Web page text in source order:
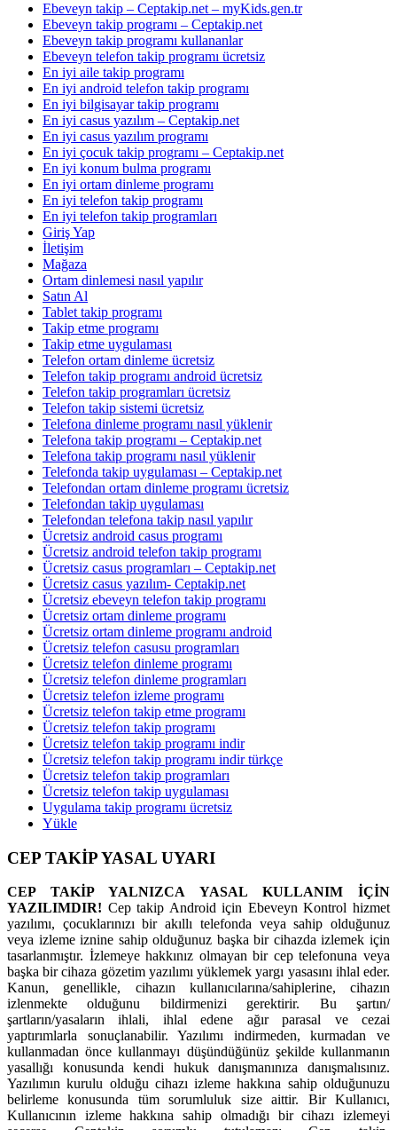
Ebeveyn takip – Ceptakip.net – myKids.gen.tr
Ebeveyn takip programı – Ceptakip.net
Ebeveyn takip programı kullananlar
Ebeveyn telefon takip programı ücretsiz
En iyi aile takip programı
En iyi android telefon takip programı
En iyi bilgisayar takip programı
En iyi casus yazılım – Ceptakip.net
En iyi casus yazılım programı
En iyi çocuk takip programı – Ceptakip.net
En iyi konum bulma programı
En iyi ortam dinleme programı
En iyi telefon takip programı
En iyi telefon takip programları
Giriş Yap
İletişim
Mağaza
Ortam dinlemesi nasıl yapılır
Satın Al
Tablet takip programı
Takip etme programı
Takip etme uygulaması
Telefon ortam dinleme ücretsiz
Telefon takip programı android ücretsiz
Telefon takip programları ücretsiz
Telefon takip sistemi ücretsiz
Telefona dinleme programı nasıl yüklenir
Telefona takip programı – Ceptakip.net
Telefona takip programı nasıl yüklenir
Telefonda takip uygulaması – Ceptakip.net
Telefondan ortam dinleme programı ücretsiz
Telefondan takip uygulaması
Telefondan telefona takip nasıl yapılır
Ücretsiz android casus programı
Ücretsiz android telefon takip programı
Ücretsiz casus programları – Ceptakip.net
Ücretsiz casus yazılım- Ceptakip.net
Ücretsiz ebeveyn telefon takip programı
Ücretsiz ortam dinleme programı
Ücretsiz ortam dinleme programı android
Ücretsiz telefon casusu programları
Ücretsiz telefon dinleme programı
Ücretsiz telefon dinleme programları
Ücretsiz telefon izleme programı
Ücretsiz telefon takip etme programı
Ücretsiz telefon takip programı
Ücretsiz telefon takip programı indir
Ücretsiz telefon takip programı indir türkçe
Ücretsiz telefon takip programları
Ücretsiz telefon takip uygulaması
Uygulama takip programı ücretsiz
Yükle
CEP TAKİP YASAL UYARI
CEP TAKİP YALNIZCA YASAL KULLANIM İÇİN
YAZILIMDIR! Cep takip Android için Ebeveyn Kontrol hizmet
yazılımı, çocuklarınızı bir akıllı telefonda veya sahip olduğunuz
veya izleme iznine sahip olduğunuz başka bir cihazda izlemek için
tasarlanmıştır. İzlemeye hakkınız olmayan bir cep telefonuna veya
başka bir cihaza gözetim yazılımı yüklemek yargı yasasını ihlal eder.
Kanun, genellikle, cihazın kullanıcılarına/sahiplerine, cihazın
izlenmekte olduğunu bildirmenizi gerektirir. Bu şartın/
şartların/yasaların ihlali, ihlal edene ağır parasal ve cezai
yaptırımlarla sonuçlanabilir. Yazılımı indirmeden, kurmadan ve
kullanmadan önce kullanmayı düşündüğünüz şekilde kullanmanın
yasallığı konusunda kendi hukuk danışmanınıza danışmalısınız.
Yazılımın kurulu olduğu cihazı izleme hakkına sahip olduğunuzu
belirleme konusunda tüm sorumluluk size aittir. Bir Kullanıcı,
Kullanıcının izleme hakkına sahip olmadığı bir cihazı izlemeyi